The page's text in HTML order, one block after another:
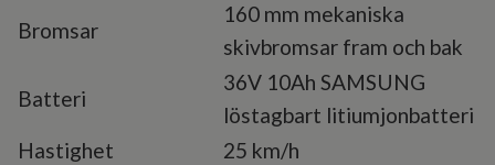
Bromsar
160 mm mekaniska
skivbromsar fram och bak
Batteri
36V 10Ah SAMSUNG
löstagbart litiumjonbatteri
Hastighet
25 km/h